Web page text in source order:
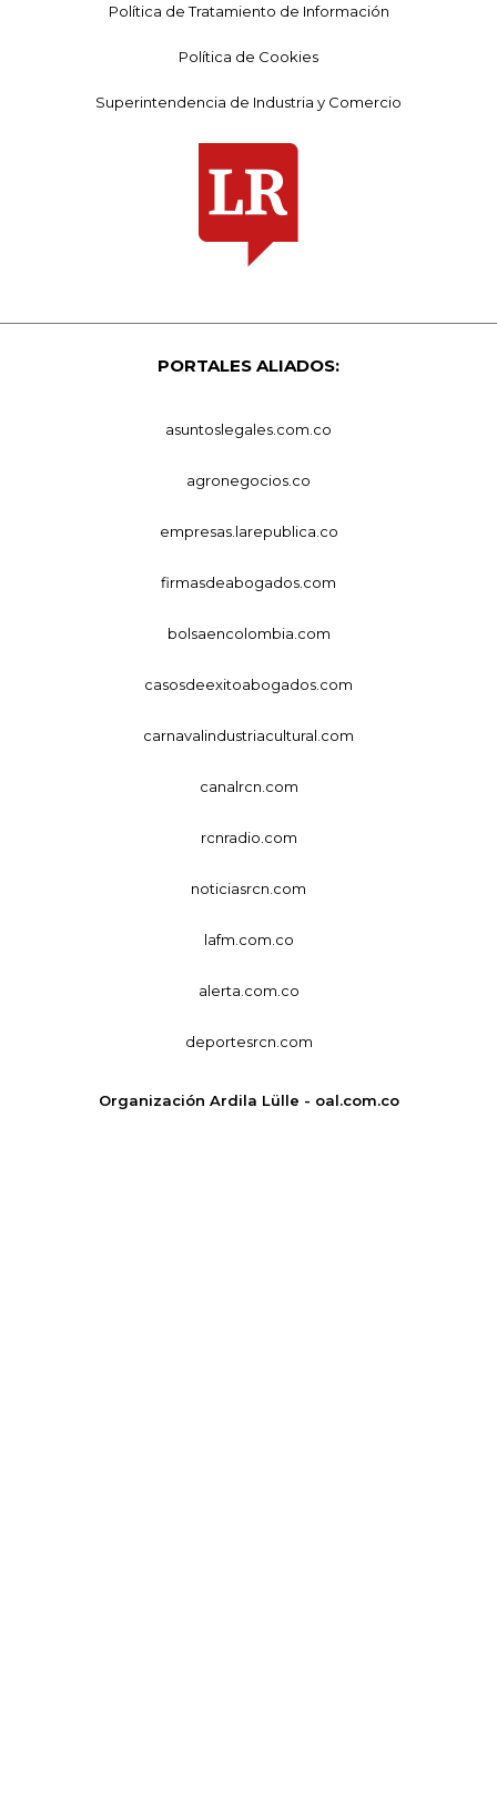
Política de Tratamiento de Información
Política de Cookies
Superintendencia de Industria y Comercio
PORTALES ALIADOS:
asuntoslegales.com.co
agronegocios.co
empresas.larepublica.co
firmasdeabogados.com
bolsaencolombia.com
casosdeexitoabogados.com
carnavalindustriacultural.com
canalrcn.com
rcnradio.com
noticiasrcn.com
lafm.com.co
alerta.com.co
deportesrcn.com
Organización Ardila Lülle - oal.com.co